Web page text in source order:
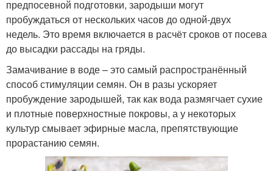
предпосевной подготовки, зародыши могут
пробуждаться от нескольких часов до одной-двух
недель. Это время включается в расчёт сроков от посева
до высадки рассады на гряды.
Замачивание в воде – это самый распространённый
способ стимуляции семян. Он в разы ускоряет
пробуждение зародышей, так как вода размягчает сухие
и плотные поверхностные покровы, а у некоторых
культур смывает эфирные масла, препятствующие
прорастанию семян.